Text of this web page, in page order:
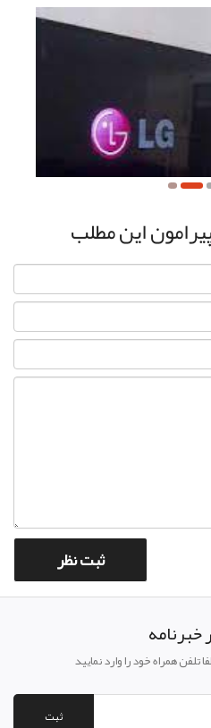
این مطلب
همراه خود را وارد نمایید
ثبت